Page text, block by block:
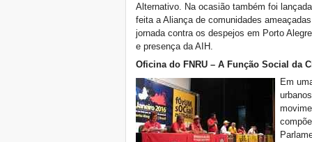
Alternativo. Na ocasião também foi
feita a Aliança de comunidades
jornada contra os despejos em Porto
e presença da AIH.
Oficina do FNRU – A Função Social da
Em